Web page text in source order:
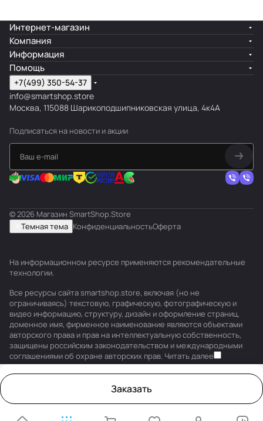
Заказать
Интернет-магазин
Компания
Информация
Помощь
+7(499) 350-54-37
info@smartshop.store
Москва, 115088 Шарикоподшипниковская улица, 4к4А
Подписаться на новости и акции
© 2026 Магазин SmartShop.Store
Темная тема КонфиденциальностьОферта
На информационном ресурсе применяются рекомендательные
технологии.
Все ресурсы сайта smartshop.store, включая (но не
ограничиваясь) текстовую, графическую, фотографическую и
видео информацию, структуру, дизайн и оформление страниц,
доменное имя, фирменное наименование являются объектами
авторского права и прав на интеллектуальную собственность,
защищены российским законодательством и международными
соглашениями об охране авторских прав. Читать далее